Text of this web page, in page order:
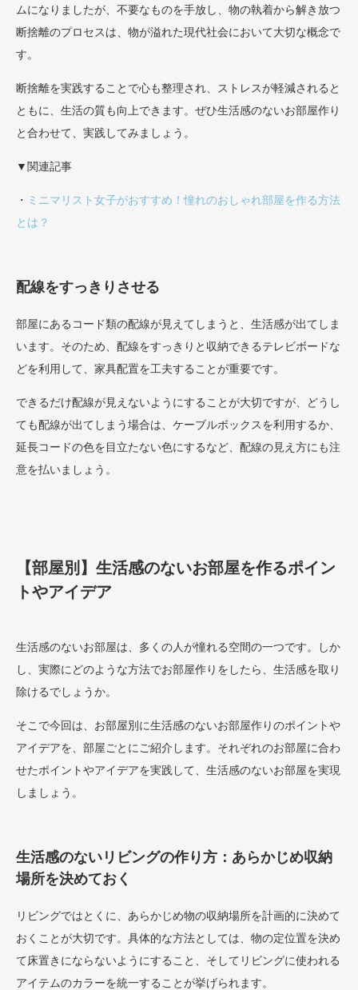
ムになりましたが、不要なものを手放し、物の執着から解き放つ
断捨離のプロセスは、物が溢れた現代社会において大切な概念で
す。
断捨離を実践することで心も整理され、ストレスが軽減されると
ともに、生活の質も向上できます。ぜひ生活感のないお部屋作り
と合わせて、実践してみましょう。
▼関連記事
・ ミニマリスト女子がおすすめ！憧れのおしゃれ部屋を作る方法
とは？
配線をすっきりさせる
部屋にあるコード類の配線が見えてしまうと、生活感が出てしま
います。そのため、配線をすっきりと収納できるテレビボードな
どを利用して、家具配置を工夫することが重要です。
できるだけ配線が見えないようにすることが大切ですが、どうし
ても配線が出てしまう場合は、ケーブルボックスを利用するか、
延長コードの色を目立たない色にするなど、配線の見え方にも注
意を払いましょう。
【部屋別】生活感のないお部屋を作るポイン
トやアイデア
生活感のないお部屋は、多くの人が憧れる空間の一つです。しか
し、実際にどのような方法でお部屋作りをしたら、生活感を取り
除けるでしょうか。
そこで今回は、お部屋別に生活感のないお部屋作りのポイントや
アイデアを、部屋ごとにご紹介します。それぞれのお部屋に合わ
せたポイントやアイデアを実践して、生活感のないお部屋を実現
しましょう。
生活感のないリビングの作り方：あらかじめ収納
場所を決めておく
リビングではとくに、あらかじめ物の収納場所を計画的に決めて
おくことが大切です。具体的な方法としては、物の定位置を決め
て床置きにならないようにすること、そしてリビングに使われる
アイテムのカラーを統一することが挙げられます。